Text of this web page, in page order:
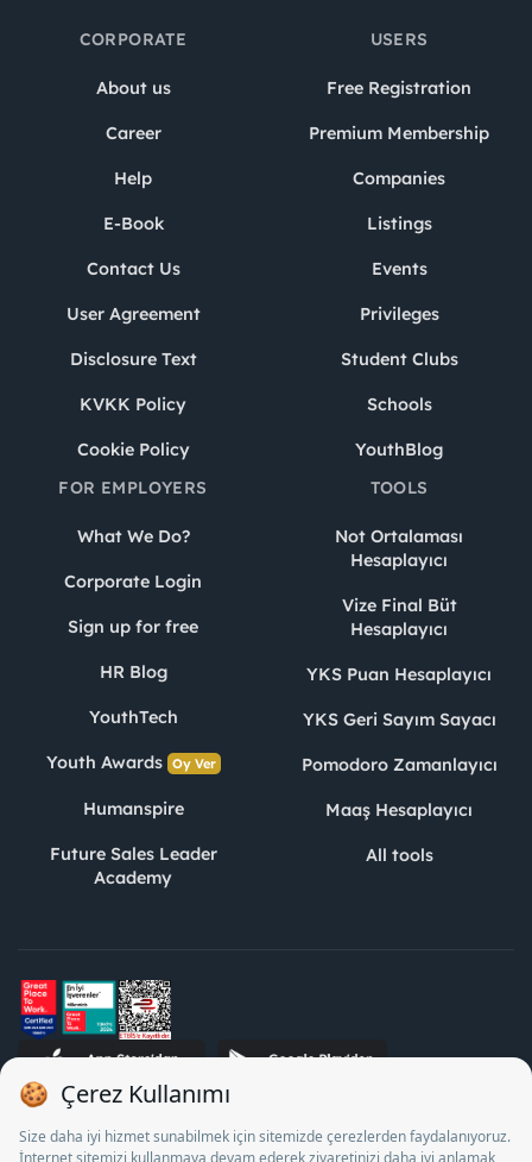
CORPORATE
About us
Career
Help
E-Book
Contact Us
User Agreement
Disclosure Text
KVKK Policy
Cookie Policy
USERS
Free Registration
Premium Membership
Companies
Listings
Events
Privileges
Student Clubs
Schools
YouthBlog
FOR EMPLOYERS
What We Do?
Corporate Login
Sign up for free
HR Blog
YouthTech
Youth Awards Oy Ver
Humanspire
Future Sales Leader
Academy
TOOLS
Not Ortalaması
Hesaplayıcı
Vize Final Büt
Hesaplayıcı
YKS Puan Hesaplayıcı
YKS Geri Sayım Sayacı
Pomodoro Zamanlayıcı
Maaş Hesaplayıcı
All tools